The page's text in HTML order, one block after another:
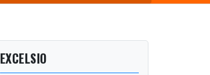
EXCELSIO